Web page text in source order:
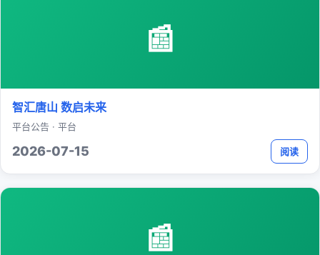
📰
智汇唐山 数启未来
平台公告 · 平台
2026-07-15 阅读
📰